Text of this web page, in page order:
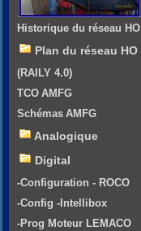
Historique du réseau HO
Plan du réseau HO
(RAILY 4.0)
TCO AMFG
Schémas AMFG
Analogique
Digital
-Configuration - ROCO
-Config -Intellibox
-Prog Moteur LEMACO